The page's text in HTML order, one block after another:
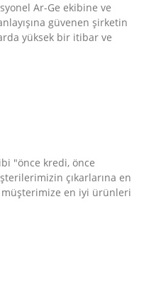
Ar-Ge ekibine ve
güvenen şirketin
yüksek bir itibar ve
"önce kredi, önce
çıkarlarına en
en iyi ürünleri